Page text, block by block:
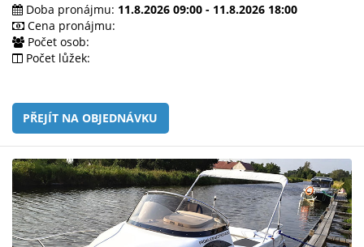
Doba pronájmu: 11.8.2026 09:00 - 11.8.2026 18:00
Cena pronájmu:
Počet osob:
Počet lůžek:
PŘEJÍT NA OBJEDNÁVKU
mailem.
objednat
poukaz